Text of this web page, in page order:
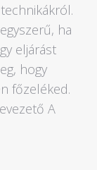
ha
eljárást
hogy
főzeléked.
A